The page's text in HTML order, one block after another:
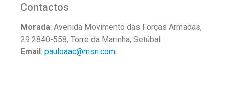
Contactos
Morada: Avenida Movimento das Forças Armadas,
29 2840-558, Torre da Marinha, Setúbal
Email: pauloaac@msn.com